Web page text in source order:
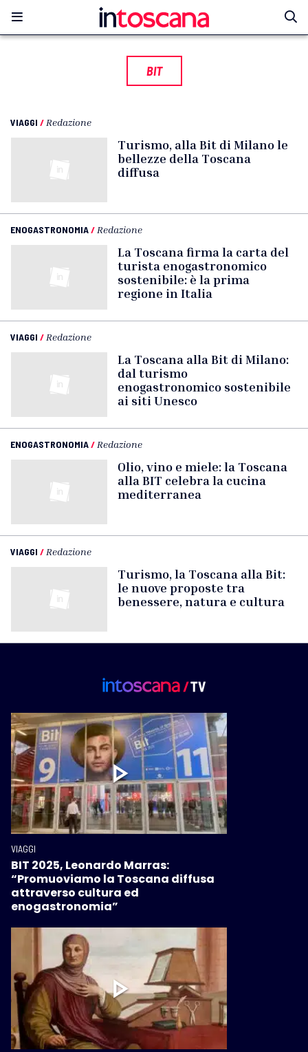
BIT
VIAGGI / Redazione
Turismo, alla Bit di Milano le
bellezze della Toscana
diffusa
ENOGASTRONOMIA/ Redazione
La Toscana firma la carta del
turista enogastronomico
sostenibile: è la prima
regione in Italia
VIAGGI / Redazione
La Toscana alla Bit di Milano:
dal turismo
enogastronomico sostenibile
ai siti Unesco
ENOGASTRONOMIA/ Redazione
Olio, vino e miele: la Toscana
alla BIT celebra la cucina
mediterranea
VIAGGI / Redazione
Turismo, la Toscana alla Bit:
le nuove proposte tra
benessere, natura e cultura
VIAGGI
BIT 2025, Leonardo Marras:
“Promuoviamo la Toscana diffusa
attraverso cultura ed
enogastronomia”